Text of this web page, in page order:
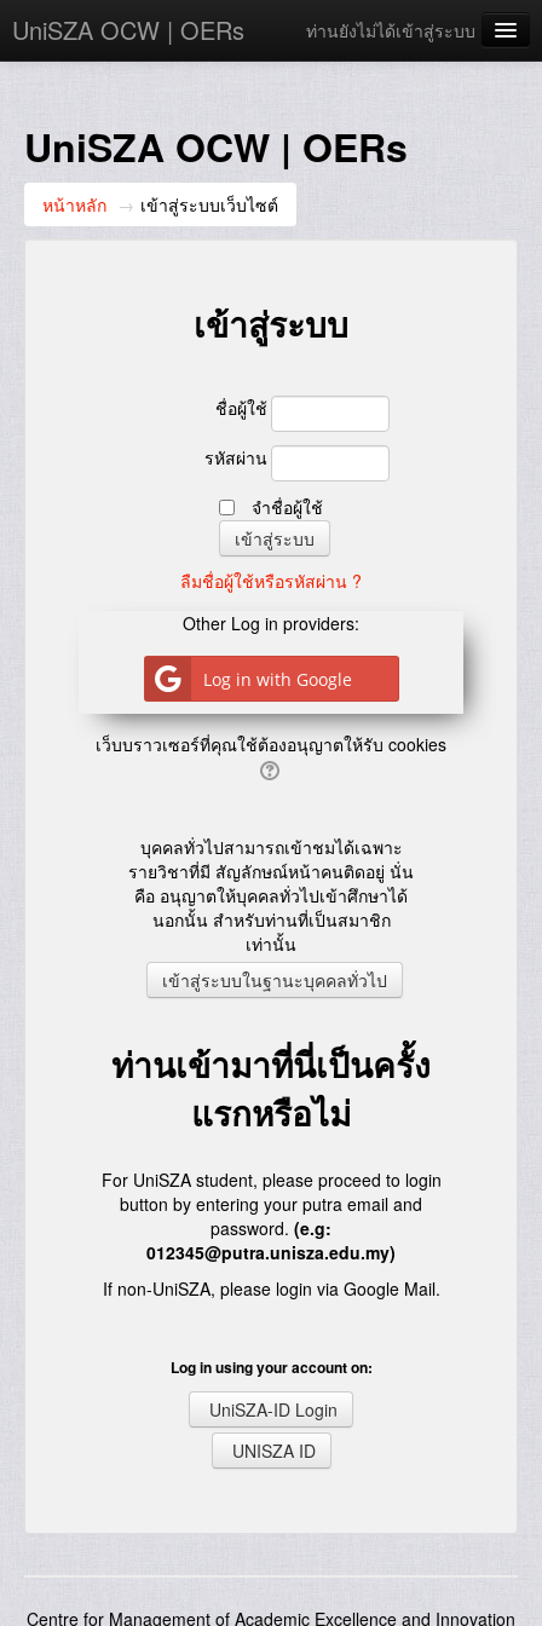
UniSZA OCW | OERs
ท่านยังไม่ได้เข้าสู่ระบบ
UniSZA Website
UniSZA OCW | OERs
หน้าหลัก → เข้าสู่ระบบเว็บไซต์
เข้าสู่ระบบ
ชื่อผู้ใช้
รหัสผ่าน
จำชื่อผู้ใช้
ลืมชื่อผู้ใช้หรือรหัสผ่าน ?
Other Log in providers:
Log in with Google
เว็บบราวเซอร์ที่คุณใช้ต้องอนุญาตให้รับ cookies
บุคคลทั่วไปสามารถเข้าชมได้เฉพาะ
รายวิชาที่มี สัญลักษณ์หน้าคนติดอยู่ นั่น
คือ อนุญาตให้บุคคลทั่วไปเข้าศึกษาได้
นอกนั้น สำหรับท่านที่เป็นสมาชิก
เท่านั้น
ท่านเข้ามาที่นี่เป็นครั้ง
แรกหรือไม่
For UniSZA student, please proceed to login
button by entering your putra email and
password. (e.g:
012345@putra.unisza.edu.my)
If non-UniSZA, please login via Google Mail.
Log in using your account on:
UniSZA-ID Login
UNISZA ID
Centre for Management of Academic Excellence and Innovation